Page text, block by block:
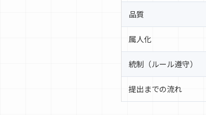
品質
属人化
統制（ルール遵守）
提出までの流れ